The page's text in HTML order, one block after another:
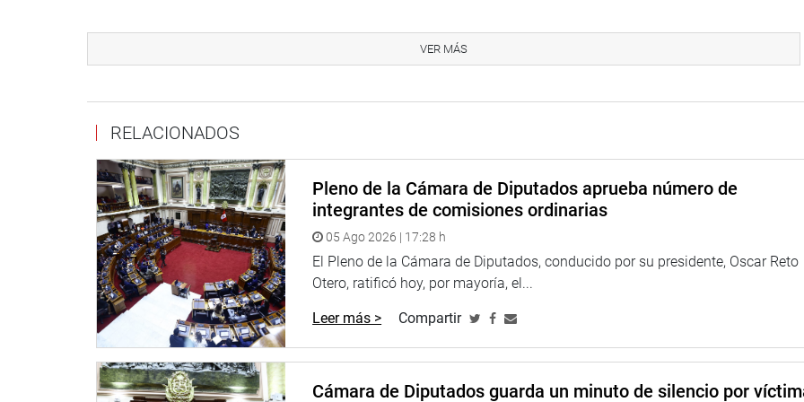
son enviadas a Lima, y después de tres y cuatro meses, ya no hay delito.
reestructurar el Poder Judicial y el Ministerio Público.
Refirió que en Trujillo, la policía hace sorprendentes operativos en un ambiente donde hay carros marcados con
logotipos por bandas de extorsionadores, que hacen pagar cupos a sus propietarios.
“La fiscalía desaparece cuando ya pasaron 48 horas y las carceletas están vacías. Hay gente que hace bien su
trabajo, y hay que sacarse el sombrero, pero hay otros que no. Estoy harta de ver que mi país se hunde en la
inseguridad”, anotó.
La legisladora pidió a la Contraloría General de la República investigar a las entidades que realizan las compras
de medicamentos e instrumentos como el Arco en C, que cuesta 400 mil soles y en Chiclayo las han comprado
por dos millones 700 mil soles.
de bancada Diego Bazán Calderón representante de La Libertad.
VER MÁS
RELACIONADOS
Pleno de la Cámara de Diputados aprueba número de
integrantes de comisiones ordinarias
05 Ago 2026 | 17:28 h
El Pleno de la Cámara de Diputados, conducido por su presidente, Oscar Reto
Otero, ratificó hoy, por mayoría, el...
Leer más > Compartir
Cámara de Diputados guarda un minuto de silencio por